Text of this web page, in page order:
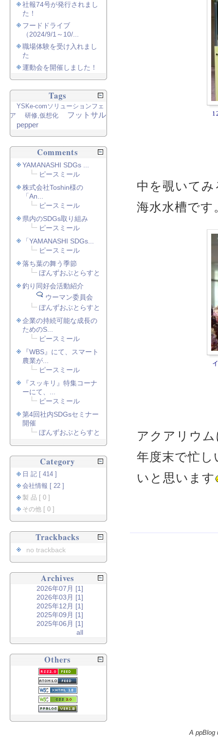
中を覗いて
海水水槽です
アクアリウ
年度末で忙
いと思います
社報74号が発行されまし
た！
フードドライブ
（2024/9/1～10/...
職場体験を受け入れまし
た
運動会を開催しました！
Tags
YSKe-comソリューションフェ
ア
研修,仮想化
フットサル
pepper
Comments
YAMANASHI SDGs ...
ピースミール
株式会社Toshin様の
「An...
ピースミール
県内のSDGs取り組み
ピースミール
「YAMANASHI SDGs...
ピースミール
落ち葉の舞う季節
ぼんずおぶとらすと
釣り同好会活動紹介
ウーマン委員会
ぼんずおぶとらすと
企業の持続可能な成長の
ためのS...
ピースミール
『WBS』にて、スマート
農業が...
ピースミール
『スッキリ』特集コーナ
ーにて、...
ピースミール
第4回社内SDGsセミナー
開催
ぼんずおぶとらすと
Category
日 記 [ 414 ]
会社情報 [ 22 ]
製 品 [ 0 ]
その他 [ 0 ]
Trackbacks
no trackback
Archives
2026年07月 [1]
2026年03月 [1]
2025年12月 [1]
2025年09月 [1]
2025年06月 [1]
all
Others
A ppBlog